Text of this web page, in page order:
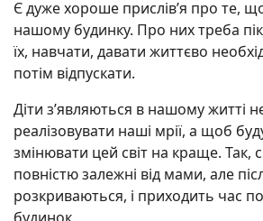
Є дуже хороше прислів’я про те, що
нашому будинку. Про них треба
їх, навчати, давати життєво
потім відпускати.
Діти з’являються в нашому житті
реалізовувати наші мрії, а щоб
змінювати цей світ на краще. Так,
повністю залежні від мами, але
розкриваються, і приходить час